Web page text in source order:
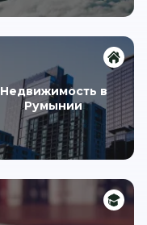
Недвижимость в
Румынии